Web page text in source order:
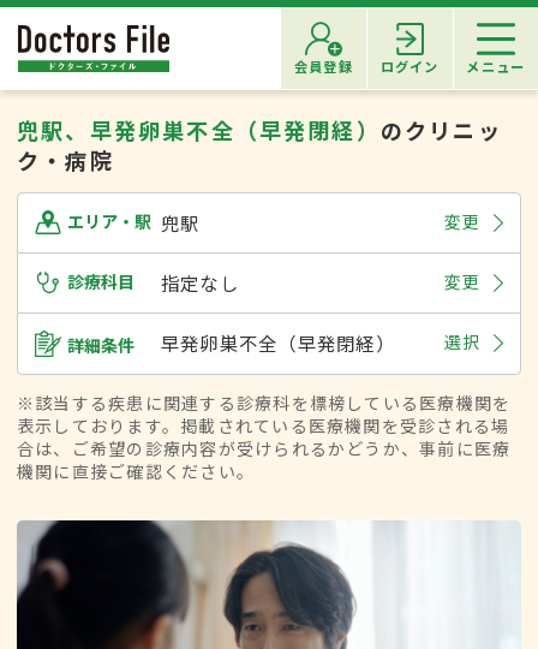
会員登録 ログイン メニュー
兜駅、早発卵巣不全（早発閉経） のクリニッ
ク・病院
エリア・駅 兜駅 変更
診療科目 指定なし 変更
詳細条件 早発卵巣不全（早発閉経） 選択
※該当する疾患に関連する診療科を標榜している医療機関を
表示しております。掲載されている医療機関を受診される場
合は、ご希望の診療内容が受けられるかどうか、事前に医療
機関に直接ご確認ください。